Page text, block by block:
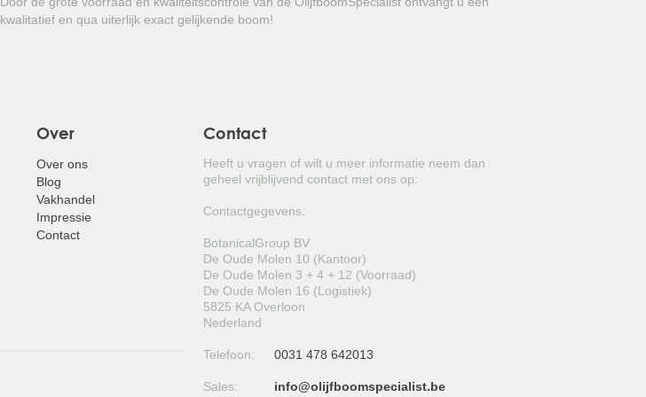
GROVE DEN
PORTUGESE LAURIER
kwalitatief en qua uiterlijk exact gelijkende boom!
Over
Over ons
Blog
Vakhandel
Impressie
Contact
Contact
Heeft u vragen of wilt u meer informatie neem dan
geheel vrijblijvend contact met ons op:
Contactgegevens:
BotanicalGroup BV
De Oude Molen 10 (Kantoor)
De Oude Molen 3 + 4 + 12 (Voorraad)
De Oude Molen 16 (Logistiek)
5825 KA Overloon
Nederland
Telefoon: 0031 478 642013
Sales:
info@olijfboomspecialist.be